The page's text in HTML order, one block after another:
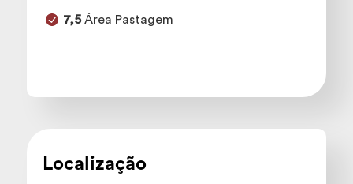
7,5Área Pastagem
Localização